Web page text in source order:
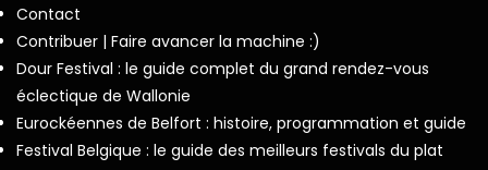
Contact
Contribuer | Faire avancer la machine :)
Dour Festival : le guide complet du grand rendez-vous
éclectique de Wallonie
Eurockéennes de Belfort : histoire, programmation et guide
Festival Belgique : le guide des meilleurs festivals du plat